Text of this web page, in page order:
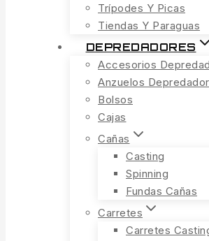
Trípodes Y Picas
Tiendas Y Paraguas
DEPREDADORES
Accesorios
Anzuelos
Bolsos
Cajas
Cañas
Casting
Spinning
Fundas Cañas
Carretes
Carretes